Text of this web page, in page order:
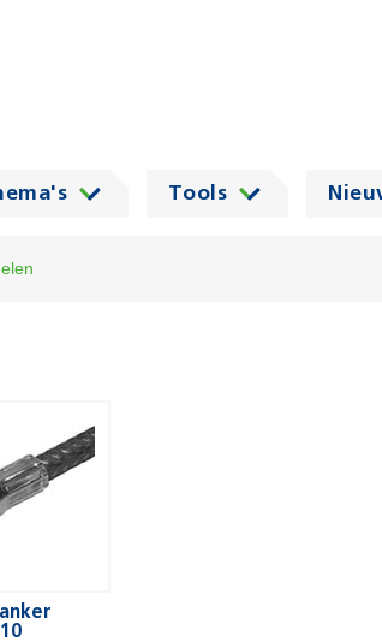
Tools